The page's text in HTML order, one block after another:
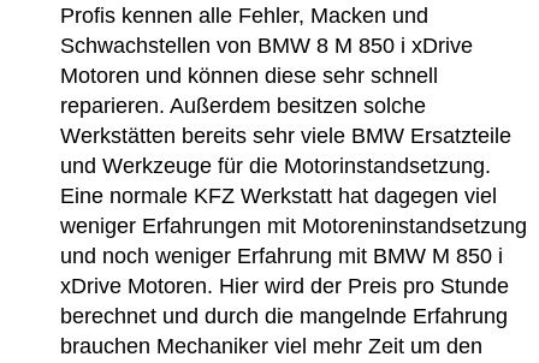
Profis kennen alle Fehler, Macken und
Schwachstellen von BMW 8 M 850 i xDrive
Motoren und können diese sehr schnell
reparieren. Außerdem besitzen solche
Werkstätten bereits sehr viele BMW Ersatzteile
und Werkzeuge für die Motorinstandsetzung.
Eine normale KFZ Werkstatt hat dagegen viel
weniger Erfahrungen mit Motoreninstandsetzung
und noch weniger Erfahrung mit BMW M 850 i
xDrive Motoren. Hier wird der Preis pro Stunde
berechnet und durch die mangelnde Erfahrung
brauchen Mechaniker viel mehr Zeit um den